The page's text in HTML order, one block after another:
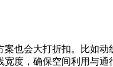
也会大打折扣。比如
度，确保空间利用与通